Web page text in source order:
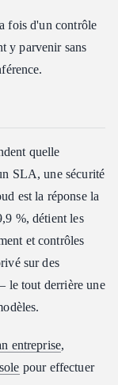
fois d'un contrôle
y parvenir sans
quelle
SLA, une sécurité
est la réponse la
%, détient les
et contrôles
sur des
le tout derrière une
entreprise,
pour effectuer